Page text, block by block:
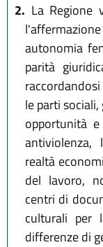
2. La Regione
autonomia
parità
le parti
opportunità
antiviolenza,
realtà
del lavoro,
centri di
culturali per
differenze di